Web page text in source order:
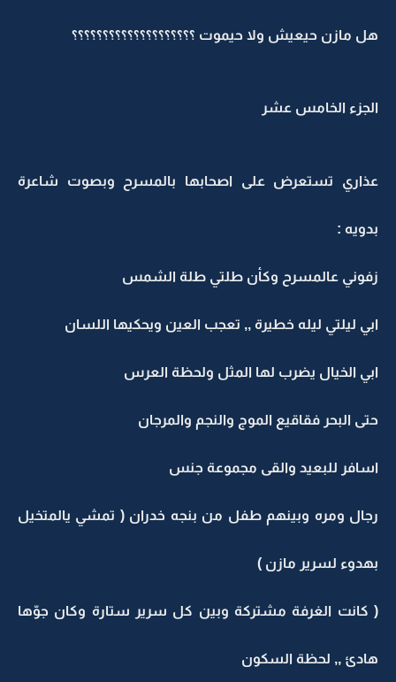
هل مازن حيعيش ولا حيموت ؟؟؟؟؟؟؟؟؟؟؟؟؟؟؟؟؟؟؟؟
الجزء الخامس عشر
عذاري تستعرض على اصحابها بالمسرح وبصوت شاعرة
بدويه :
زفوني عالمسرح وكأن طلتي طلة الشمس
ابي ليلتي ليله خطيرة ,, تعجب العين ويحكيها اللسان
ابي الخيال يضرب لها المثل ولحظة العرس
حتى البحر فقاقيع الموج والنجم والمرجان
اسافر للبعيد والقى مجموعة جنس
رجال ومره وبينهم طفل من بنجه خدران ( تمشي يالمتخيل
بهدوء لسرير مازن )
( كانت الغرفة مشتركة وبين كل سرير ستارة وكان جوّها
هادئ ,, لحظة السكون